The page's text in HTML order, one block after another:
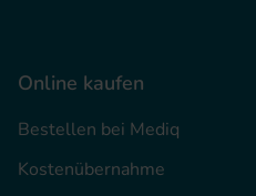
Online kaufen
Bestellen bei Mediq
Kostenübernahme